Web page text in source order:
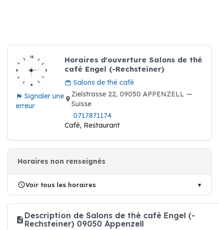
Signaler une
erreur
Horaires d'ouverture Salons de thé
café Engel (-Rechsteiner)
Salons de thé café
Zielstrasse 22, 09050 APPENZELL —
Suisse
0717871174
Café, Restaurant
Horaires non renseignés
Voir tous les horaires
Description de Salons de thé café Engel (-
Rechsteiner) 09050 Appenzell